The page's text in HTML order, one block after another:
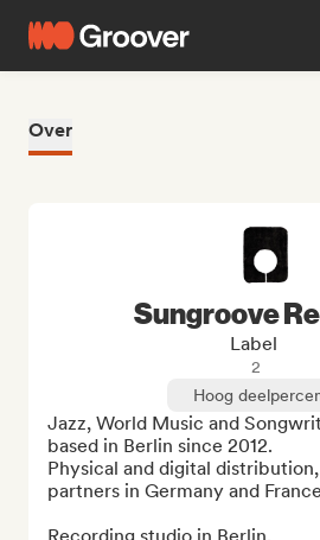
Over
Sungroove
Label
2
Hoog
Jazz, World Music and
based in Berlin since 2012.
Physical and digital
partners in Germany and